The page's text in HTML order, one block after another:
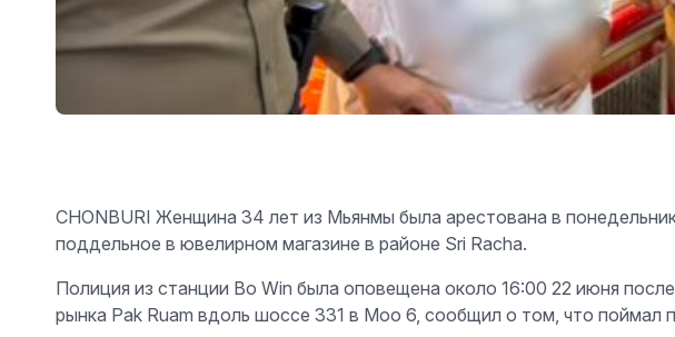
CHONBURI Женщина 34 лет из Мьянмы была арестована в
поддельное в ювелирном магазине в районе Sri Racha.
Полиция из станции Bo Win была оповещена около 16:00 22 июня
рынка Pak Ruam вдоль шоссе 331 в Moo 6, сообщил о том, что поймал